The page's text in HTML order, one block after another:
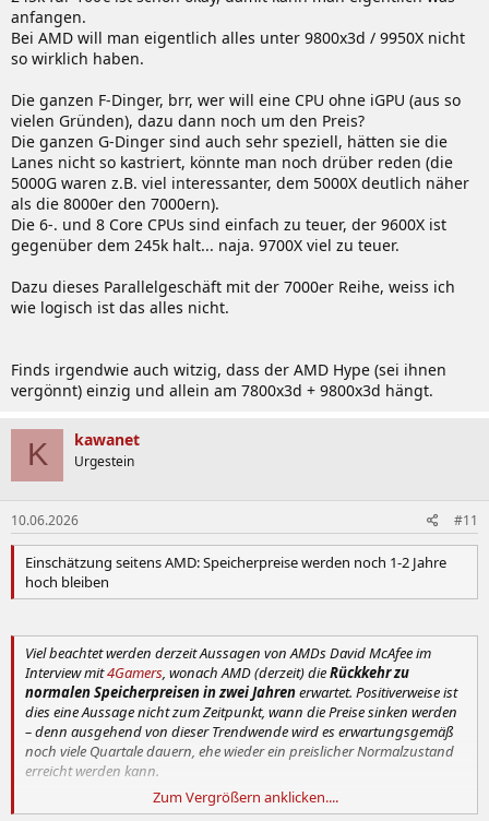
anfangen.
Bei AMD will man eigentlich alles unter 9800x3d / 9950X nicht
so wirklich haben.
Die ganzen F-Dinger, brr, wer will eine CPU ohne iGPU (aus so
vielen Gründen), dazu dann noch um den Preis?
Die ganzen G-Dinger sind auch sehr speziell, hätten sie die
Lanes nicht so kastriert, könnte man noch drüber reden (die
5000G waren z.B. viel interessanter, dem 5000X deutlich näher
als die 8000er den 7000ern).
Die 6-. und 8 Core CPUs sind einfach zu teuer, der 9600X ist
gegenüber dem 245k halt... naja. 9700X viel zu teuer.
Dazu dieses Parallelgeschäft mit der 7000er Reihe, weiss ich
wie logisch ist das alles nicht.
Finds irgendwie auch witzig, dass der AMD Hype (sei ihnen
vergönnt) einzig und allein am 7800x3d + 9800x3d hängt.
K kawanet
Urgestein
10.06.2026 #11
Einschätzung seitens AMD: Speicherpreise werden noch 1-2 Jahre
hoch bleiben
Viel beachtet werden derzeit Aussagen von AMDs David McAfee im
Interview mit4Gamers , wonach AMD (derzeit) dieRückkehr zu
normalen Speicherpreisen in zwei Jahrenerwartet. Positiverweise ist
dies eine Aussage nicht zum Zeitpunkt, wann die Preise sinken werden
– denn ausgehend von dieser Trendwende wird es erwartungsgemäß
noch viele Quartale dauern, ehe wieder ein preislicher Normalzustand
erreicht werden kann.
Die Anwender interessieren sich allerdings eben nur für diesen Punkt,
Zum Vergrößern anklicken....